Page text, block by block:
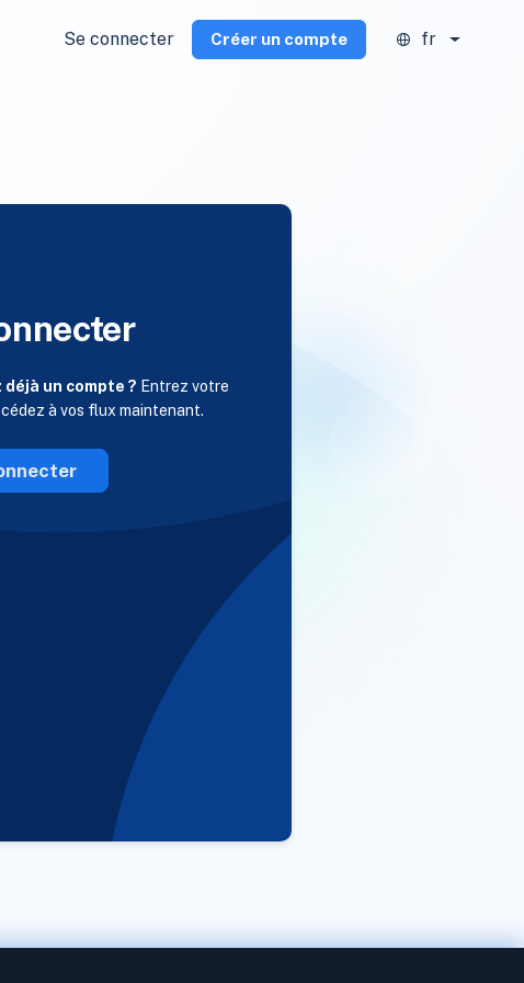
Se connecter Créer un compte fr
déjà un compte ? Entrez votre
à vos flux maintenant.